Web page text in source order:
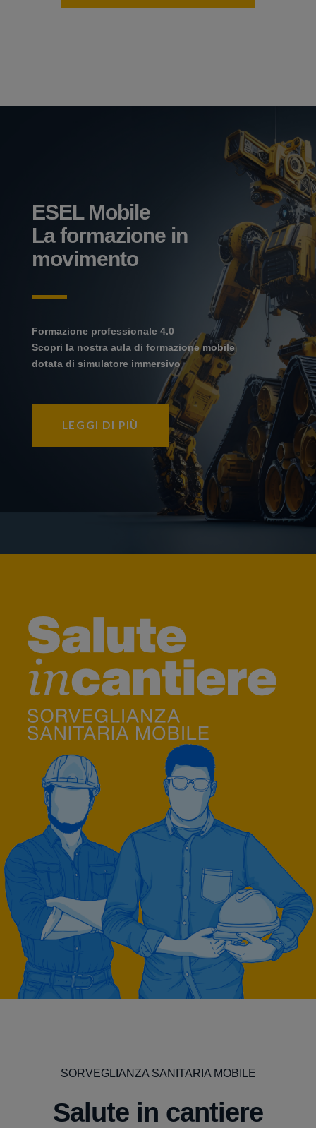
ESEL Mobile
La formazione in
movimento
Formazione professionale 4.0
Scopri la nostra aula di formazione mobile
dotata di simulatore immersivo
LEGGI DI PIÙ
SORVEGLIANZA SANITARIA MOBILE
Salute in cantiere